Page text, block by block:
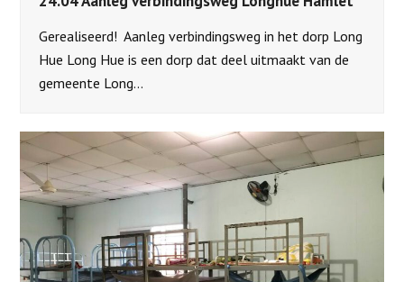
Gerealiseerd! Aanleg verbindingsweg in het dorp Long
Hue Long Hue is een dorp dat deel uitmaakt van de
gemeente Long…